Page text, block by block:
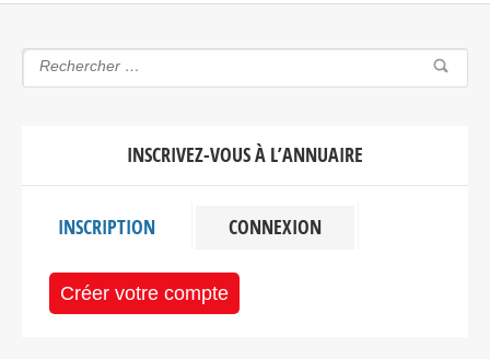
INSCRIVEZ-VOUS À L’ANNUAIRE
INSCRIPTION CONNEXION
Créer votre compte